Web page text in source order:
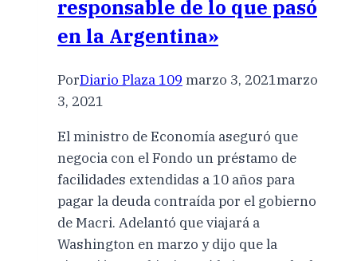
responsable de lo que pasó
en la Argentina»
PorDiario Plaza 109 marzo 3, 2021marzo
3, 2021
El ministro de Economía aseguró que
negocia con el Fondo un préstamo de
facilidades extendidas a 10 años para
pagar la deuda contraída por el gobierno
de Macri. Adelantó que viajará a
Washington en marzo y dijo que la